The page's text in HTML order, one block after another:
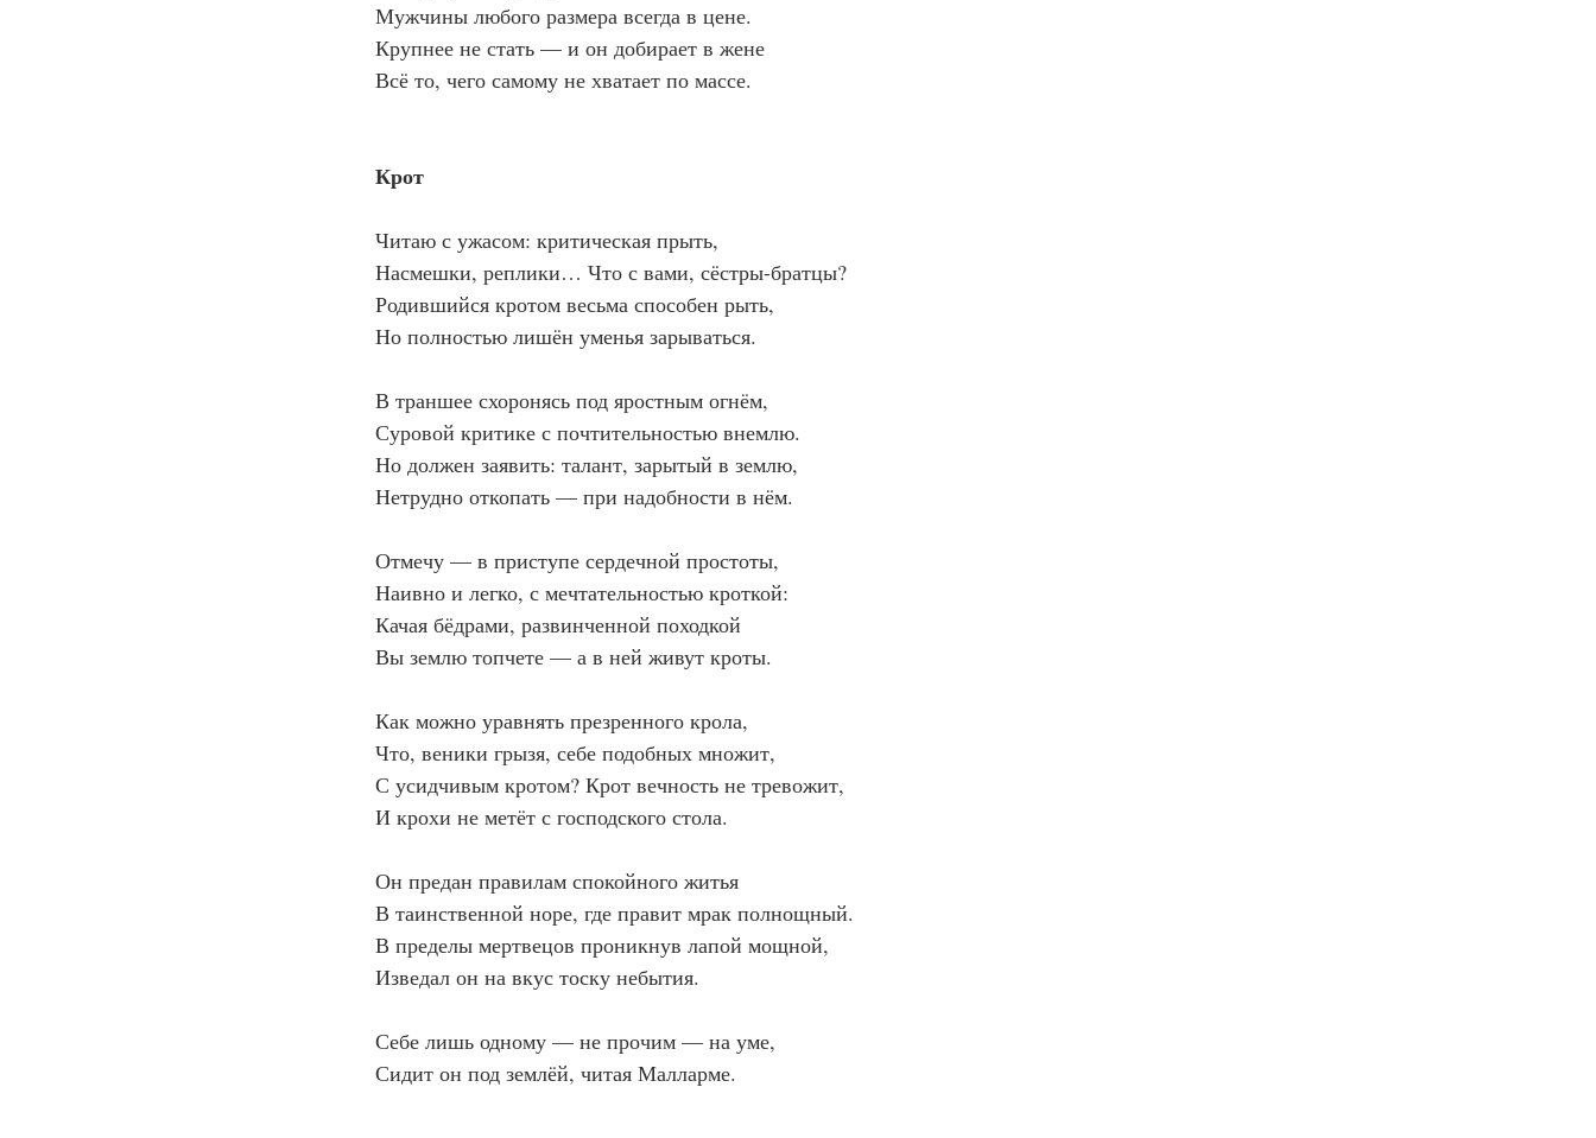
Мужчины любого размера всегда в цене.
Крупнее не стать — и он добирает в жене
Всё то, чего самому не хватает по массе.
Крот
Читаю с ужасом: критическая прыть,
Насмешки, реплики… Что с вами, сёстры-братцы?
Родившийся кротом весьма способен рыть,
Но полностью лишён уменья зарываться.
В траншее схоронясь под яростным огнём,
Суровой критике с почтительностью внемлю.
Но должен заявить: талант, зарытый в землю,
Нетрудно откопать — при надобности в нём.
Отмечу — в приступе сердечной простоты,
Наивно и легко, с мечтательностью кроткой:
Качая бёдрами, развинченной походкой
Вы землю топчете — а в ней живут кроты.
Как можно уравнять презренного крола,
Что, веники грызя, себе подобных множит,
С усидчивым кротом? Крот вечность не тревожит,
И крохи не метёт с господского стола.
Он предан правилам спокойного житья
В таинственной норе, где правит мрак полнощный.
В пределы мертвецов проникнув лапой мощной,
Изведал он на вкус тоску небытия.
Себе лишь одному — не прочим — на уме,
Сидит он под землёй, читая Малларме.